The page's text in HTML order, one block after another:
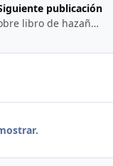
publicación
Lectura sobre libro de hazañas de Juan Facundo Quiroga, Argentino gaucho… (10/08/2’024)